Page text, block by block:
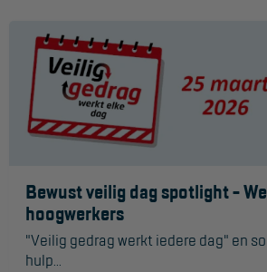
Hoogwerkers
Telescoop hoogwerkers
Knikarmhoogwerkers
Spinhoogwerkers
Schaarhoogwerkers
Masthoogwerkers
Autohoogwerkers
Bewust veilig dag spotlight -
hoogwerkers
"Veilig gedrag werkt iedere dag" en
hulp...